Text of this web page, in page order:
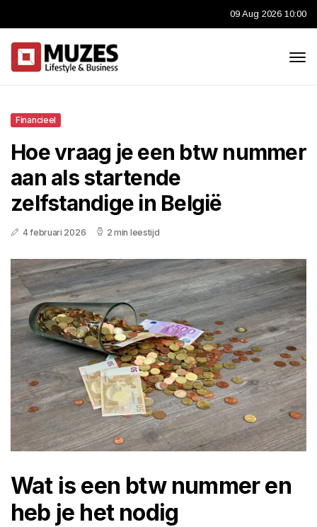
09 Aug 2026 10:00
Financieel
Hoe vraag je een btw nummer
aan als startende
zelfstandige in België
4 februari 2026 2 min leestijd
Wat is een btw nummer en
heb je het nodig